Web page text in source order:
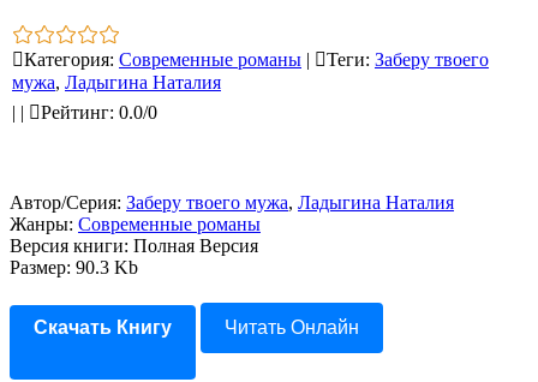
Категория: Современные романы | Теги: Заберу твоего
мужа, Ладыгина Наталия
| | Рейтинг: 0.0/0
Автор/Серия: Заберу твоего мужа, Ладыгина Наталия
Жанры: Современные романы
Версия книги: Полная Версия
Размер: 90.3 Kb
Скачать Книгу Читать Онлайн